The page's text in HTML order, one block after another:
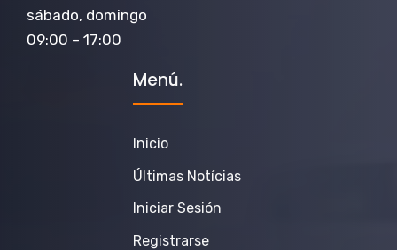
sábado, domingo
09:00 – 17:00
Menú.
Inicio
Últimas Notícias
Iniciar Sesión
Registrarse